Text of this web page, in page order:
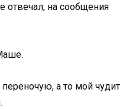
отвечал, на сообщения
а то мой чудит